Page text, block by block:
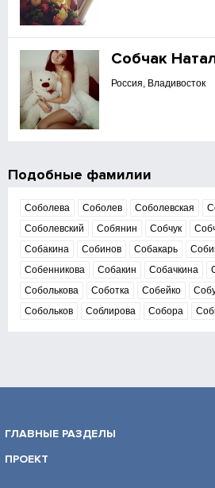
Собчак
Россия, Владивосток
Подобные фамилии
Соболева Соболев Соболевская
Соболевский
Собянин Собчук
Собакина
Собинов Собакарь
Собенникова
Собакин Собачкина
Соболькова
Соботка Собейко
Собольков
Соблирова Собора
ГЛАВНЫЕ РАЗДЕЛЫ
ПРОЕКТ